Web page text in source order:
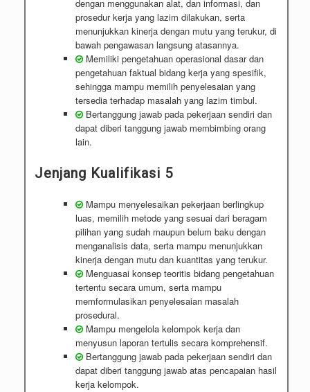
dengan menggunakan alat, dan informasi, dan
prosedur kerja yang lazim dilakukan, serta
menunjukkan kinerja dengan mutu yang terukur, di
bawah pengawasan langsung atasannya.
Memiliki pengetahuan operasional dasar dan
pengetahuan faktual bidang kerja yang spesifik,
sehingga mampu memilih penyelesaian yang
tersedia terhadap masalah yang lazim timbul.
Bertanggung jawab pada pekerjaan sendiri dan
dapat diberi tanggung jawab membimbing orang
lain.
Jenjang Kualifikasi 5
Mampu menyelesaikan pekerjaan berlingkup
luas, memilih metode yang sesuai dari beragam
pilihan yang sudah maupun belum baku dengan
menganalisis data, serta mampu menunjukkan
kinerja dengan mutu dan kuantitas yang terukur.
Menguasai konsep teoritis bidang pengetahuan
tertentu secara umum, serta mampu
memformulasikan penyelesaian masalah
prosedural.
Mampu mengelola kelompok kerja dan
menyusun laporan tertulis secara komprehensif.
Bertanggung jawab pada pekerjaan sendiri dan
dapat diberi tanggung jawab atas pencapaian hasil
kerja kelompok.